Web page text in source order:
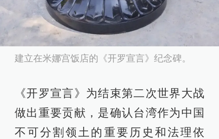
建立在米娜宫饭店的《开罗宣言》纪念碑。
《开罗宣言》为结束第二次世界大战
做出重要贡献，是确认台湾作为中国
不可分割领土的重要历史和法理依